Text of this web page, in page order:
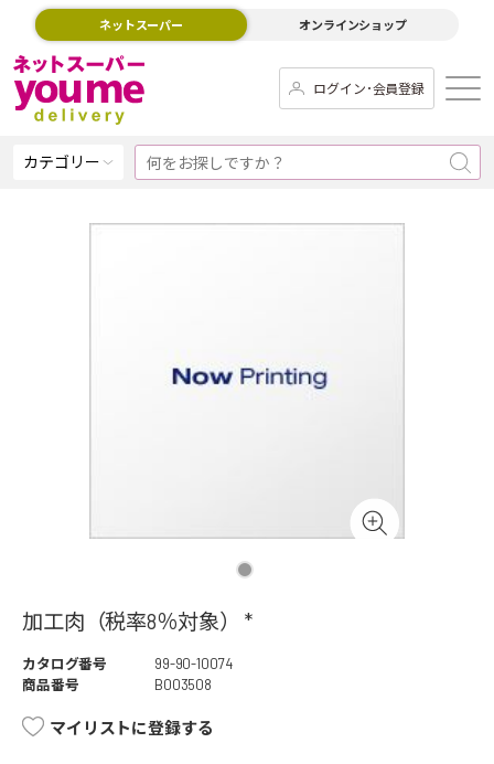
ネットスーパー オンラインショップ
ログイン･会員登録
カテゴリー
加工肉（税率8％対象） *
カタログ番号
99-90-10074
商品番号
B003508
マイリストに登録する